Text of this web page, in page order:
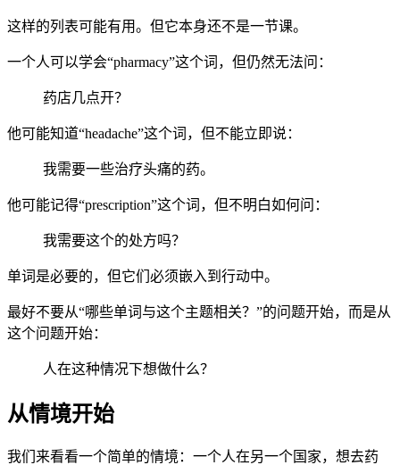
这样的列表可能有用。但它本身还不是一节课。
一个人可以学会“pharmacy”这个词，但仍然无法问：
药店几点开？
他可能知道“headache”这个词，但不能立即说：
我需要一些治疗头痛的药。
他可能记得“prescription”这个词，但不明白如何问：
我需要这个的处方吗？
单词是必要的，但它们必须嵌入到行动中。
最好不要从“哪些单词与这个主题相关？”的问题开始，而是从
这个问题开始：
人在这种情况下想做什么？
从情境开始
我们来看看一个简单的情境：一个人在另一个国家，想去药